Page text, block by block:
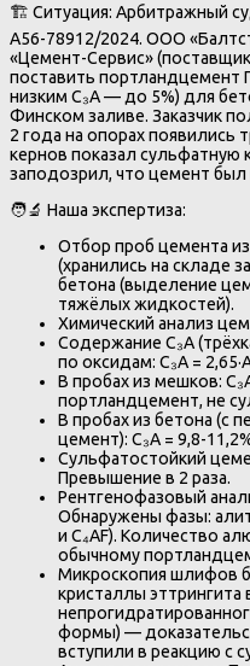
🏗️ Ситуация: Арбитражный
А56-78912/2024. ООО
«Цемент-Сервис»
поставить портландцемент
низким C₃A — до 5%) для
Финском заливе. Заказчик
2 года на опорах
кернов показал сульфатную
заподозрил, что цемент
🧑🔬 Наша экспертиза:
Отбор проб цемента
(хранились на складе
бетона (выделение
тяжёлых жидкостей).
Химический анализ
Содержание C₃A
по оксидам: C₃A =
В пробах из мешков:
портландцемент, не
В пробах из бетона (с
цемент): C₃A = 9,8-
Сульфатостойкий
Превышение в 2 раза.
Рентгенофазовый
Обнаружены фазы: алит
и C₄AF). Количество
обычному
Микроскопия шлифов
кристаллы эттрингита
формы) —
вступили в реакцию с